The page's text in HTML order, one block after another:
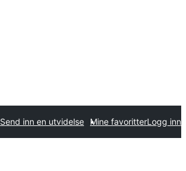
Send inn en utvidelse Mine favoritterLogg inn